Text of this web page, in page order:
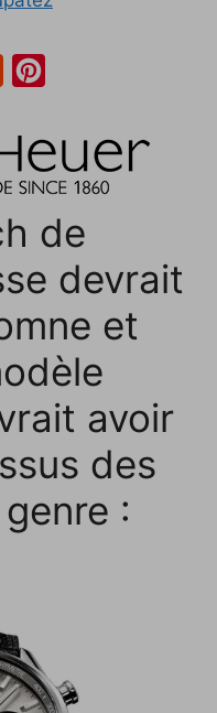
n
t
e
r
t
de
devrait
et
avoir
des
: